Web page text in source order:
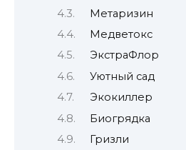
Метаризин
Медветокс
ЭкстраФлор
Уютный сад
Экокиллер
Биогрядка
Гризли